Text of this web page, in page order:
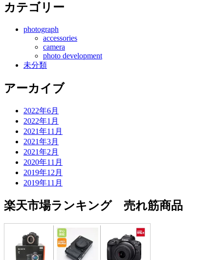
カテゴリー
photograph
accessories
camera
photo development
未分類
アーカイブ
2022年6月
2022年1月
2021年11月
2021年3月
2021年2月
2020年11月
2019年12月
2019年11月
楽天市場ランキング 売れ筋商品